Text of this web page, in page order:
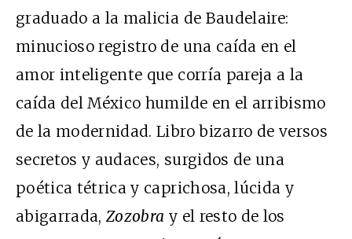
graduado a la malicia de Baudelaire:
minucioso registro de una caída en el
amor inteligente que corría pareja a la
caída del México humilde en el arribismo
de la modernidad. Libro bizarro de versos
secretos y audaces, surgidos de una
poética tétrica y caprichosa, lúcida y
abigarrada,Zozobra y el resto de los